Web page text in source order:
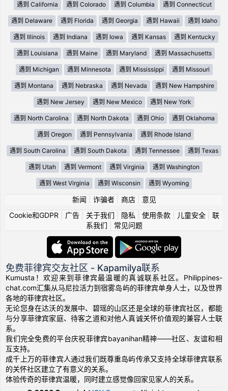
遇到 California 遇到 Colorado 遇到 Columbia 遇到 Connecticut
遇到 Delaware 遇到 Florida 遇到 Georgia 遇到 Hawaii 遇到 Idaho
遇到 Illinois 遇到 Indiana 遇到 Iowa 遇到 Kansas 遇到 Kentucky
遇到 Louisiana 遇到 Maine 遇到 Maryland 遇到 Massachusetts
遇到 Michigan 遇到 Minnesota 遇到 Mississippi 遇到 Missouri
遇到 Montana 遇到 Nebraska 遇到 Nevada 遇到 New Hampshire
遇到 New Jersey 遇到 New Mexico 遇到 New York
遇到 North Carolina 遇到 North Dakota 遇到 Ohio 遇到 Oklahoma
遇到 Oregon 遇到 Pennsylvania 遇到 Rhode Island
遇到 South Carolina 遇到 South Dakota 遇到 Tennessee 遇到 Texas
遇到 Utah 遇到 Vermont 遇到 Virginia 遇到 Washington
遇到 West Virginia 遇到 Wisconsin 遇到 Wyoming
新闻 诈骗者| 商店| 意见
Cookie和GDPR
广告| 关于我们 隐私 使用条款| 儿童安全| 联
系我们
常见问题
免费菲律宾交友社区 - Kapamilya联系
Kumusta！欢迎来到菲律宾最温暖的真诚联系社区。Philippines-
chat.com汇集从马尼拉活力到宿雾岛屿的菲律宾单身人士，以及世界
各地的菲律宾社区。
无论您身在达沃的发展中、碧瑶的山区还是全球的菲律宾社区，都能
与分享菲律宾家庭、待客之道和对他人真诚关怀价值观的兼容人士联
系。
我们完全免费的平台庆祝菲律宾bayanihan精神——社区、友谊和相
互支持。
成千上万的菲律宾人通过我们既尊重岛屿传承又支持全球菲律宾联系
的关怀社区建立了有意义的关系。
体验传奇的菲律宾温暖，同时建立感觉像回家见家人的关系。